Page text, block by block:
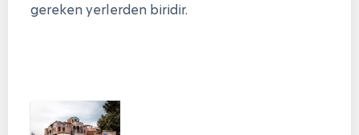
gereken yerlerden biridir.